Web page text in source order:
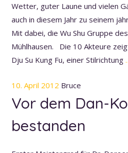
Wetter, guter Laune und vielen
auch in diesem Jahr zu seinem
Mit dabei, die Wu Shu Gruppe
Mühlhausen. Die 10 Akteure
Dju Su Kung Fu, einer Stilrichtung
10. April 2012 Bruce
Vor dem Dan-
bestanden